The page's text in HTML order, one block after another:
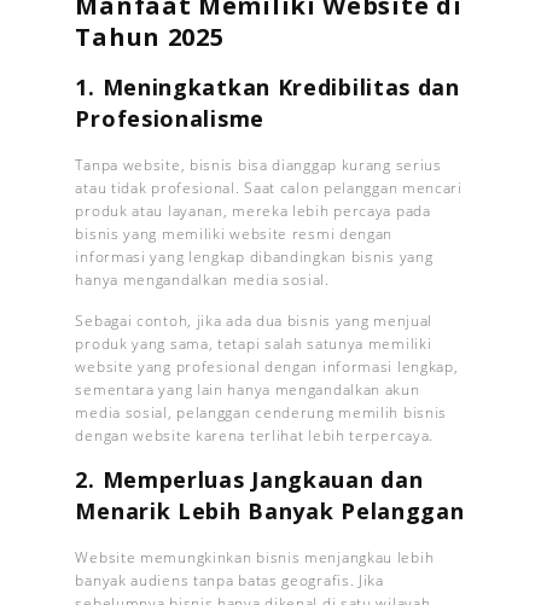
Tahun 2025
1. Meningkatkan Kredibilitas dan
Profesionalisme
Tanpa website, bisnis bisa dianggap kurang serius
atau tidak profesional. Saat calon pelanggan mencari
produk atau layanan, mereka lebih percaya pada
bisnis yang memiliki website resmi dengan
informasi yang lengkap dibandingkan bisnis yang
hanya mengandalkan media sosial.
Sebagai contoh, jika ada dua bisnis yang menjual
produk yang sama, tetapi salah satunya memiliki
website yang profesional dengan informasi lengkap,
sementara yang lain hanya mengandalkan akun
media sosial, pelanggan cenderung memilih bisnis
dengan website karena terlihat lebih terpercaya.
2. Memperluas Jangkauan dan
Menarik Lebih Banyak Pelanggan
Website memungkinkan bisnis menjangkau lebih
banyak audiens tanpa batas geografis. Jika